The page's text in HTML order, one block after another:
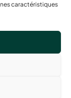
caractéristiques